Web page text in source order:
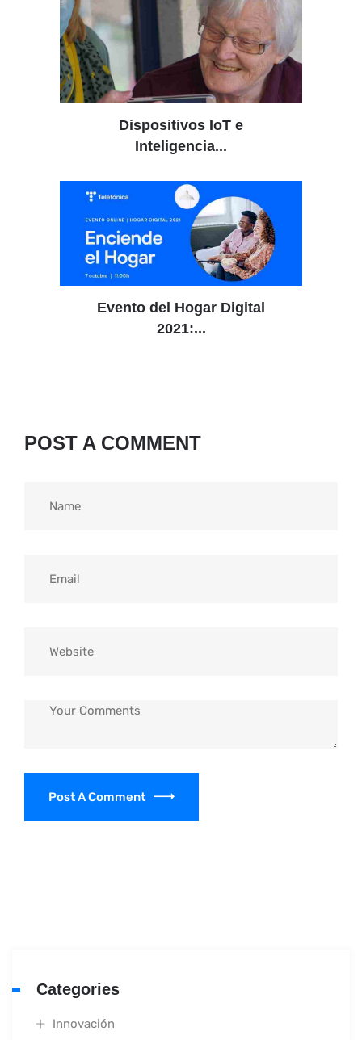
Dispositivos IoT e
Inteligencia...
Evento del Hogar Digital
2021:...
POST A COMMENT
Post A Comment
Categories
Innovación